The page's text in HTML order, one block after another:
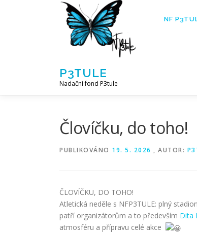
P3TULE
Nadační fond P3tule
NF
Človíčku, do toho!
PUBLIKOVÁNO 19. 5. 2026 , AUTOR:
ČLOVÍČKU, DO TOHO!
Atletická neděle s NFP3TULE: plný
patří organizátorům a to především Dita
atmosféru a přípravu celé akce